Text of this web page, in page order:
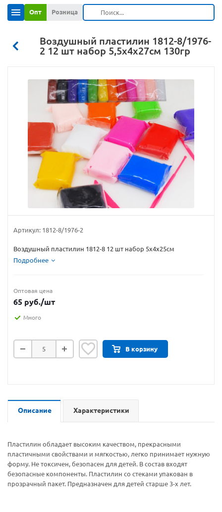
Опт Розница
Воздушный пластилин 1812-8/1976-
2 12 шт набор 5,5х4х27см 130гр
Артикул: 1812-8/1976-2
Воздушный пластилин 1812-8 12 шт набор 5х4х25см
Подробнее
Оптовая цена
65 руб./шт
Много
В корзину
Описание Характеристики
Пластилин обладает высоким качеством, прекрасными
пластичными свойствами и мягкостью, легко принимает нужную
форму. Не токсичен, безопасен для детей. В состав входят
безопасные компоненты. Пластилин со стеками упакован в
прозрачный пакет. Предназначен для детей старше 3-х лет.